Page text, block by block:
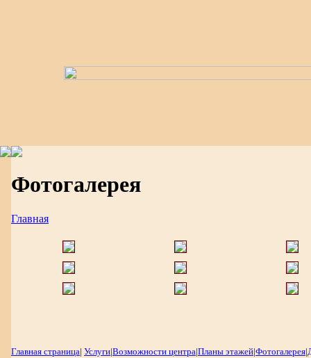
Фотогалерея
Главная
Главная страница| Услуги|Возможности центра|Планы этажей|Фотогалерея|